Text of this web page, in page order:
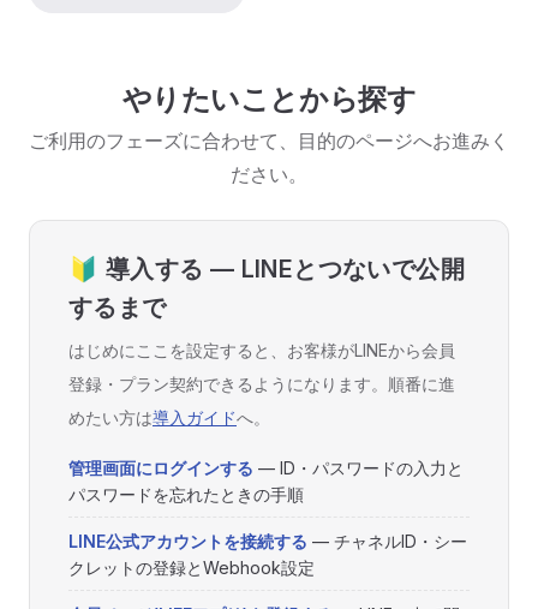
やりたいことから探す
ご利用のフェーズに合わせて、目的のページへお進みく
ださい。
🔰 導入する — LINEとつないで公開
するまで
はじめにここを設定すると、お客様がLINEから会員
登録・プラン契約できるようになります。順番に進
めたい方は導入ガイドへ。
管理画面にログインする — ID・パスワードの入力と
パスワードを忘れたときの手順
LINE公式アカウントを接続する — チャネルID・シー
クレットの登録とWebhook設定